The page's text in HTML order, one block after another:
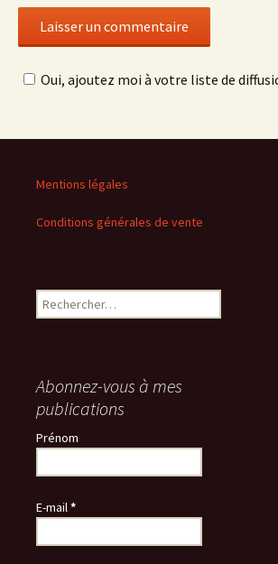
Oui, ajoutez moi à votre liste de
Mentions légales
Conditions générales de vente
Rechercher :
Abonnez-vous à mes
publications
Prénom
E-mail*